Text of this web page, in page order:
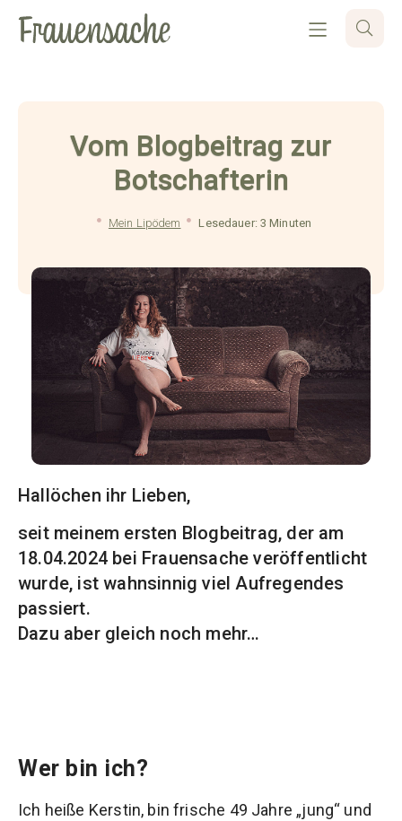
Vom Blogbeitrag zur
Botschafterin
Mein Lipödem Lesedauer: 3 Minuten
Hallöchen ihr Lieben,
seit meinem ersten Blogbeitrag, der am
18.04.2024 bei Frauensache veröffentlicht
wurde, ist wahnsinnig viel Aufregendes
passiert.
Dazu aber gleich noch mehr…
Wer bin ich?
Ich heiße Kerstin, bin frische 49 Jahre „jung“ und